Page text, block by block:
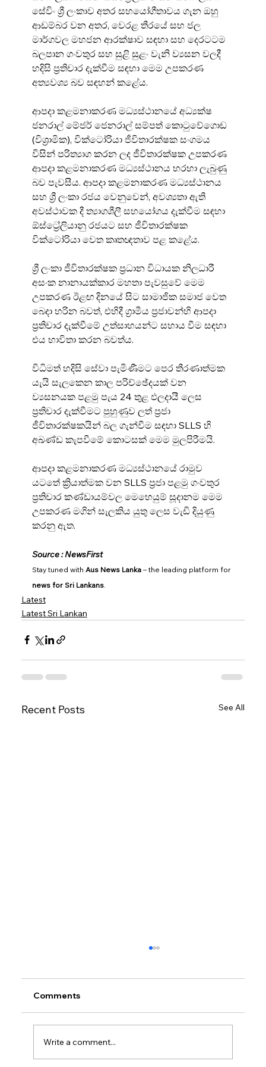
සේවිං ශ්‍රී ලංකාව අතර සහයෝගීතාවය ගැන ඔහු
ආඩම්බර වන අතර, වෙරළ තීරයේ සහ ජල
මාර්ගවල මහජන ආරක්ෂාව සඳහා සහ දෙරටටම
බලපාන ගංවතුර සහ සුළි සුළං වැනි ව්‍යසන වලදී
හදිසි ප්‍රතිචාර දැක්වීම සඳහා මෙම උපකරණ
අත්‍යවශ්‍ය බව සඳහන් කළේය.
ආපදා කළමනාකරණ මධ්‍යස්ථානයේ අධ්‍යක්ෂ
ජනරාල් මේජර් ජෙනරාල් සම්පත් කොටුවේගොඩ
(විශ්‍රාමික), වික්ටෝරියා ජීවිතාරක්ෂක සංගමය
විසින් පරිත්‍යාග කරන ලද ජීවිතාරක්ෂක උපකරණ
ආපදා කළමනාකරණ මධ්‍යස්ථානය හරහා ලැබුණු
බව පැවසීය. ආපදා කළමනාකරණ මධ්‍යස්ථානය
සහ ශ්‍රී ලංකා රජය වෙනුවෙන්, අවශ්‍යතා ඇති
අවස්ථාවක දී ත්‍යාගශීලී සහයෝගය දැක්වීම සඳහා
ඕස්ට්‍රේලියානු රජයට සහ ජීවිතාරක්ෂක
වික්ටෝරියා වෙත කෘතඥතාව පළ කළේය.
ශ්‍රී ලංකා ජීවිතාරක්ෂක ප්‍රධාන විධායක නිලධාරී
අසංක නානායක්කාර මහතා පැවසුවේ මෙම
උපකරණ ඊළඟ දිනයේ සිට සාමාජික සමාජ වෙත
බෙදා හරින බවත්, එහිදී ග්‍රාමීය ප්‍රජාවන්හි ආපදා
ප්‍රතිචාර දැක්වීමේ උත්සාහයන්ට සහාය වීම සඳහා
එය භාවිතා කරන බවත්ය.
විධිමත් හදිසි සේවා පැමිණීමට පෙර තීරණාත්මක
යැයි සැලකෙන කාල පරිච්ඡේදයක් වන
ව්‍යසනයක පළමු පැය 24 තුළ ඵලදායී ලෙස
ප්‍රතිචාර දැක්වීමට පුහුණුව ලත් ප්‍රජා
ජීවිතාරක්ෂකයින් බල ගැන්වීම සඳහා SLLS හි
අඛණ්ඩ කැපවීමේ කොටසක් මෙම මුලපිරීමයි.
ආපදා කළමනාකරණ මධ්‍යස්ථානයේ රාමුව
යටතේ ක්‍රියාත්මක වන SLLS ප්‍රජා පළමු ගංවතුර
ප්‍රතිචාර කණ්ඩායම්වල මෙහෙයුම් සූදානම මෙම
උපකරණ මගින් සැලකිය යුතු ලෙස වැඩි දියුණු
කරනු ඇත.
Source : NewsFirst
Stay tuned with Aus News Lanka – the leading platform for
news for Sri Lankans.
Latest
Latest Sri Lankan
Recent Posts See All
Comments
Write a comment...